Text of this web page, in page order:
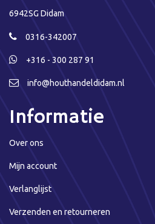
6942SG Didam
0316-342007
+316 - 300 287 91
info@houthandeldidam.nl
Informatie
Over ons
Mijn account
Verlanglijst
Verzenden en retourneren